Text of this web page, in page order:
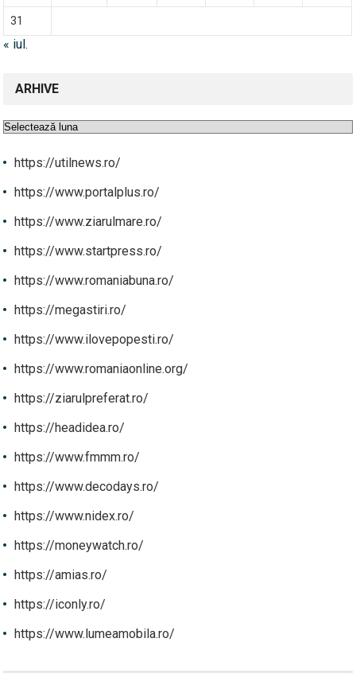
31
« iul.
ARHIVE
Arhive
https://utilnews.ro/
https://www.portalplus.ro/
https://www.ziarulmare.ro/
https://www.startpress.ro/
https://www.romaniabuna.ro/
https://megastiri.ro/
https://www.ilovepopesti.ro/
https://www.romaniaonline.org/
https://ziarulpreferat.ro/
https://headidea.ro/
https://www.fmmm.ro/
https://www.decodays.ro/
https://www.nidex.ro/
https://moneywatch.ro/
https://amias.ro/
https://iconly.ro/
https://www.lumeamobila.ro/